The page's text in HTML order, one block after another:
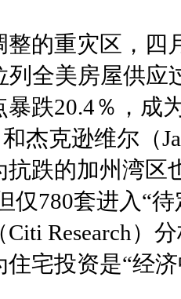
的重灾区，四
列全美房屋供应
暴跌20.4％，成
杰克逊维尔（
抗跌的加州湾区
仅780套进入“
Research）
宅投资是“经